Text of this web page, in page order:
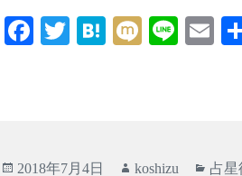
Fa
T
H
M
Li
E
投
2018年7月4日 作
koshizu カ
占